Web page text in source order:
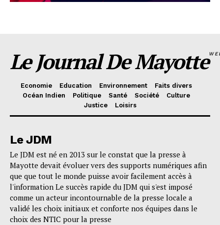
Le Journal De Mayotte
Economie Education Environnement
Faits divers
Océan Indien
Politique Santé Société
Culture
Justice
Loisirs
Le JDM
Le JDM est né en 2013 sur le constat que la presse à
Mayotte devait évoluer vers des supports numériques afin
que que tout le monde puisse avoir facilement accès à
l'information Le succès rapide du JDM qui s'est imposé
comme un acteur incontournable de la presse locale a
validé les choix initiaux et conforte nos équipes dans le
choix des NTIC pour la presse